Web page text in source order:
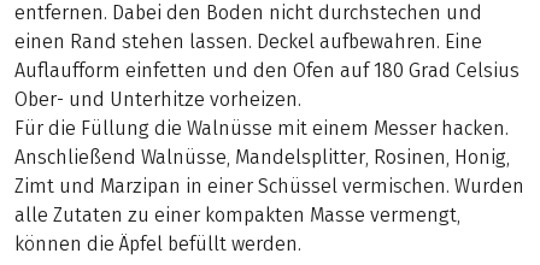
entfernen. Dabei den Boden nicht durchstechen und
einen Rand stehen lassen. Deckel aufbewahren. Eine
Auflaufform einfetten und den Ofen auf 180 Grad Celsius
Ober- und Unterhitze vorheizen.
Für die Füllung die Walnüsse mit einem Messer hacken.
Anschließend Walnüsse, Mandelsplitter, Rosinen, Honig,
Zimt und Marzipan in einer Schüssel vermischen. Wurden
alle Zutaten zu einer kompakten Masse vermengt,
können die Äpfel befüllt werden.